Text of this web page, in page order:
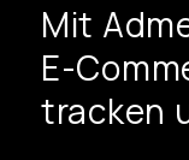
Mit
E-
tracken